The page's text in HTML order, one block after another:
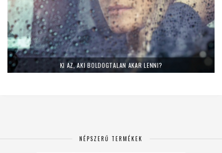
KI AZ, AKI BOLDOGTALAN AKAR LENNI?
NÉPSZERŰ TERMÉKEK